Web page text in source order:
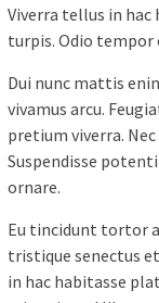
Viverra tellus in hac
turpis. Odio tempor
Dui nunc mattis
vivamus arcu.
pretium viverra.
Suspendisse
ornare.
Eu tincidunt tortor
tristique senectus
in hac habitasse